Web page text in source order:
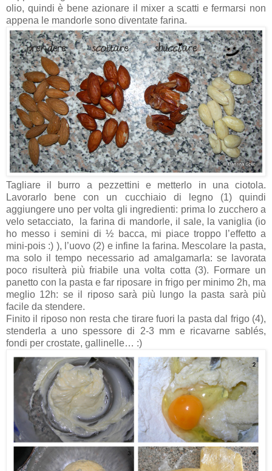
olio, quindi è bene azionare il mixer a scatti e fermarsi non
appena le mandorle sono diventate farina.
Tagliare il burro a pezzettini e metterlo in una ciotola.
Lavorarlo bene con un cucchiaio di legno (1) quindi
aggiungere uno per volta gli ingredienti: prima lo zucchero a
velo setacciato,
la farina di mandorle, il sale, la vaniglia (io
ho messo i semini di ½ bacca, mi piace troppo l’effetto a
mini-pois :) ), l’uovo (2) e infine la farina. Mescolare la pasta,
ma solo il tempo necessario ad amalgamarla: se lavorata
poco risulterà più friabile una volta cotta (3). Formare un
panetto con la pasta e far riposare in frigo per minimo 2h, ma
meglio 12h: se il riposo sarà più lungo la pasta sarà più
facile da stendere.
Finito il riposo non resta che tirare fuori la pasta dal frigo (4),
stenderla a uno spessore di 2-3 mm e ricavarne sablés,
fondi per crostate, gallinelle… :)